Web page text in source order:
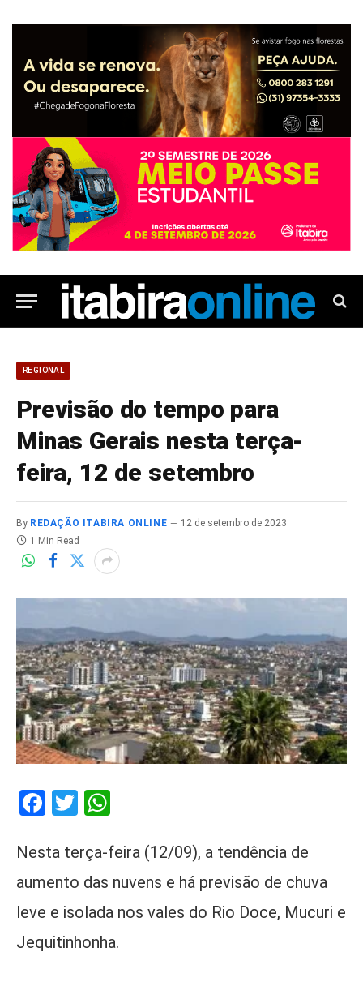
REGIONAL
Previsão do tempo para
Minas Gerais nesta terça-
feira, 12 de setembro
By REDAÇÃO ITABIRA ONLINE
12 de setembro de 2023
1 Min Read
Facebook
Twitter
Nesta terça-feira (12/09), a tendência de
aumento das nuvens e há previsão de chuva
leve e isolada nos vales do Rio Doce, Mucuri e
Jequitinhonha.